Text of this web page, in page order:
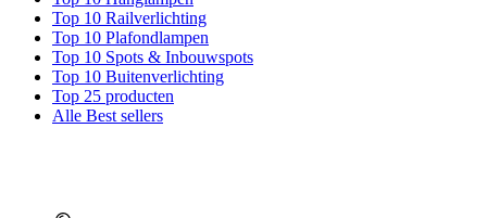
Top 10 Railverlichting
Top 10 Plafondlampen
Top 10 Spots & Inbouwspots
Top 10 Buitenverlichting
Top 25 producten
Alle Best sellers